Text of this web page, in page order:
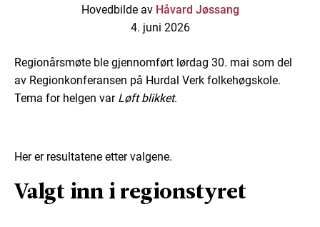
Hovedbilde av Håvard Jøssang
4. juni 2026
Regionårsmøte ble gjennomført lørdag 30. mai som del
av Regionkonferansen på Hurdal Verk folkehøgskole.
Tema for helgen var Løft blikket.
Her er resultatene etter valgene.
Valgt inn i regionstyret